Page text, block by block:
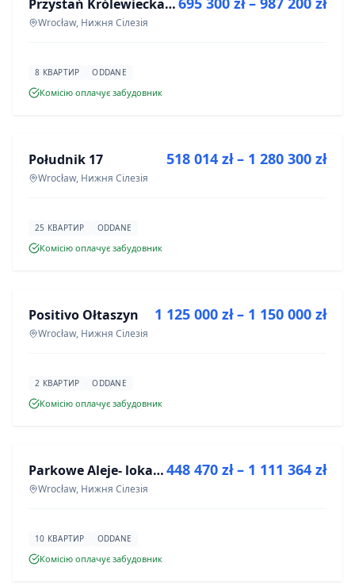
Przystań Królewiecka III
Wrocław, Нижня Сілезія
8 КВАРТИР ODDANE
Комісію оплачує забудовник
ІНВЕСТИЦІЯ
Południk 17
Wrocław, Нижня Сілезія
518 014 zł – 1 280 300 zł
25 КВАРТИР ODDANE
Комісію оплачує забудовник
ІНВЕСТИЦІЯ
Positivo Ołtaszyn
Wrocław, Нижня Сілезія
1 125 000 zł – 1 150 000 zł
2 КВАРТИР ODDANE
Комісію оплачує забудовник
ІНВЕСТИЦІЯ Parkowe Aleje- lokale usługowe
Wrocław, Нижня Сілезія
448 470 zł – 1 111 364 zł
10 КВАРТИР ODDANE
Комісію оплачує забудовник